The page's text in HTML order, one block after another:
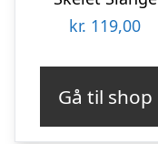
kr. 119,00
Gå til shop